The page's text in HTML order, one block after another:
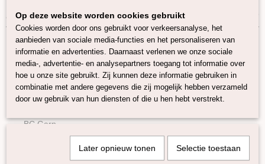
Home>Garen>Merken>Fonty>Merlin: Linnen 10 kleuren
Garen
Soort Garen
BC Garn
Kremke Soul Wool
Sorteer op:
Op deze website worden cookies gebruikt
Cookies worden door ons gebruikt voor verkeersanalyse, het
aanbieden van sociale media-functies en het personaliseren van
informatie en advertenties. Daarnaast verlenen we onze sociale
media-, advertentie- en analysepartners toegang tot informatie over
hoe u onze site gebruikt. Zij kunnen deze informatie gebruiken in
combinatie met andere gegevens die zij mogelijk hebben verzameld
door uw gebruik van hun diensten of die u hen hebt verstrekt.
Later opnieuw tonen Selectie toestaan